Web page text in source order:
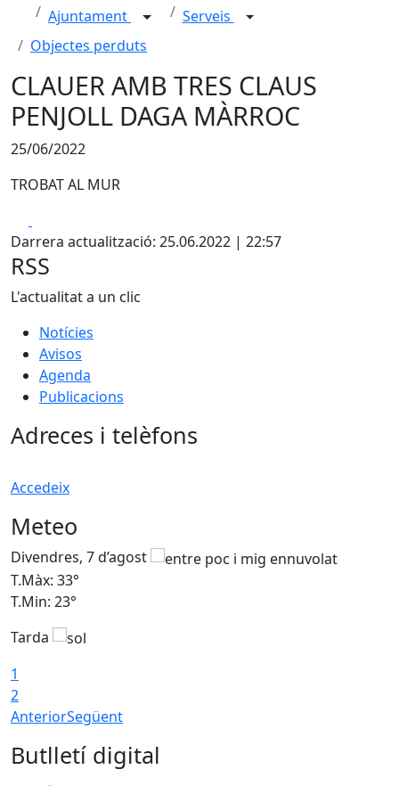
Ajuntament
Serveis
Objectes perduts
CLAUER AMB TRES CLAUS
PENJOLL DAGA MÀRROC
25/06/2022
TROBAT AL MUR
Darrera actualització: 25.06.2022 | 22:57
RSS
L'actualitat a un clic
Notícies
Avisos
Agenda
Publicacions
Adreces i telèfons
Accedeix
Meteo
Divendres, 7 d’agost
T.Màx: 33°
T.Min: 23°
Tarda
1
2
AnteriorSegüent
Butlletí digital